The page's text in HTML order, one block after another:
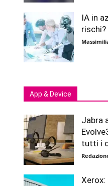
IA in
rischi?
App & Device
Jabra
tutti i